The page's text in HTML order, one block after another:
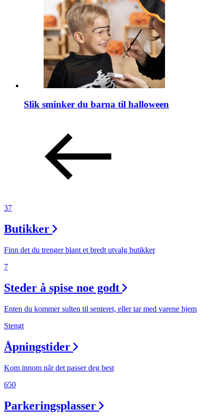
Slik sminker du barna til halloween
37
Butikker
Finn det du trenger blant et bredt utvalg butikker
7
Steder å spise noe godt
Enten du kommer sulten til senteret, eller tar med varene hjem
Stengt
Åpningstider
Kom innom når det passer deg best
650
Parkeringsplasser